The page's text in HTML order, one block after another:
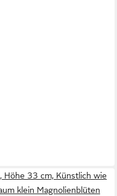
Höhe 33 cm, Künstlich wie
klein Magnolienblüten